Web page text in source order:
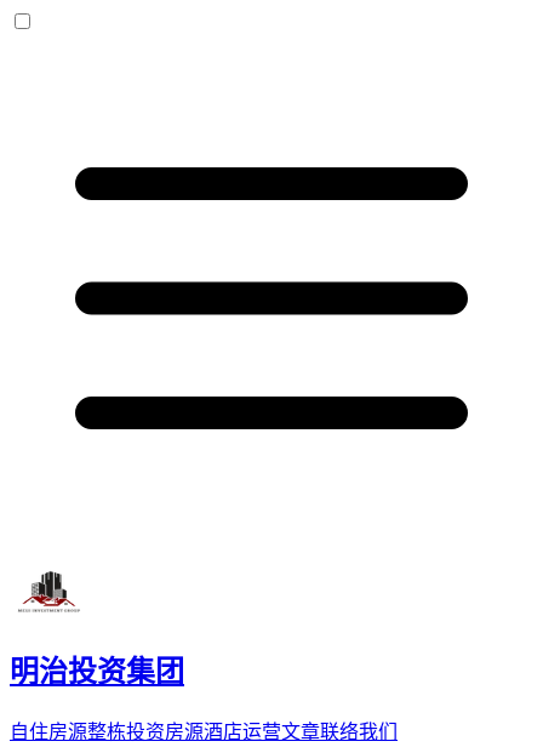
明治投资集团
自住房源整栋投资房源酒店运营文章联络我们